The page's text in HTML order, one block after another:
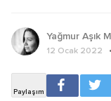
Yağmur Aşık
12 Ocak 2022